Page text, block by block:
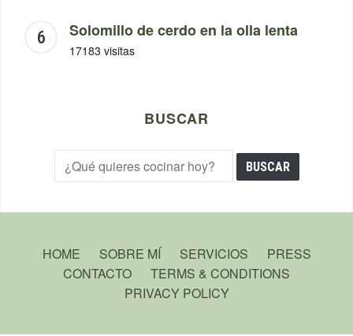
Solomillo de cerdo en la olla lenta
17183 visitas
BUSCAR
HOME SOBRE MÍ SERVICIOS
PRESS
CONTACTO
TERMS & CONDITIONS
PRIVACY POLICY